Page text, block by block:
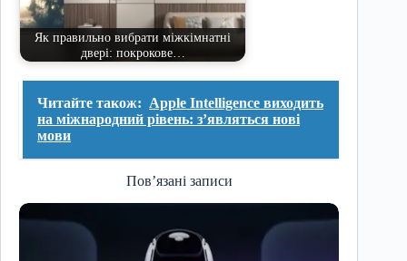
Як правильно вибрати міжкімнатні
двері: покрокове…
Читайте також: Apple Intelligence виходить
на міжнародний рівень: з’являться нові
мови
Пов’язані записи